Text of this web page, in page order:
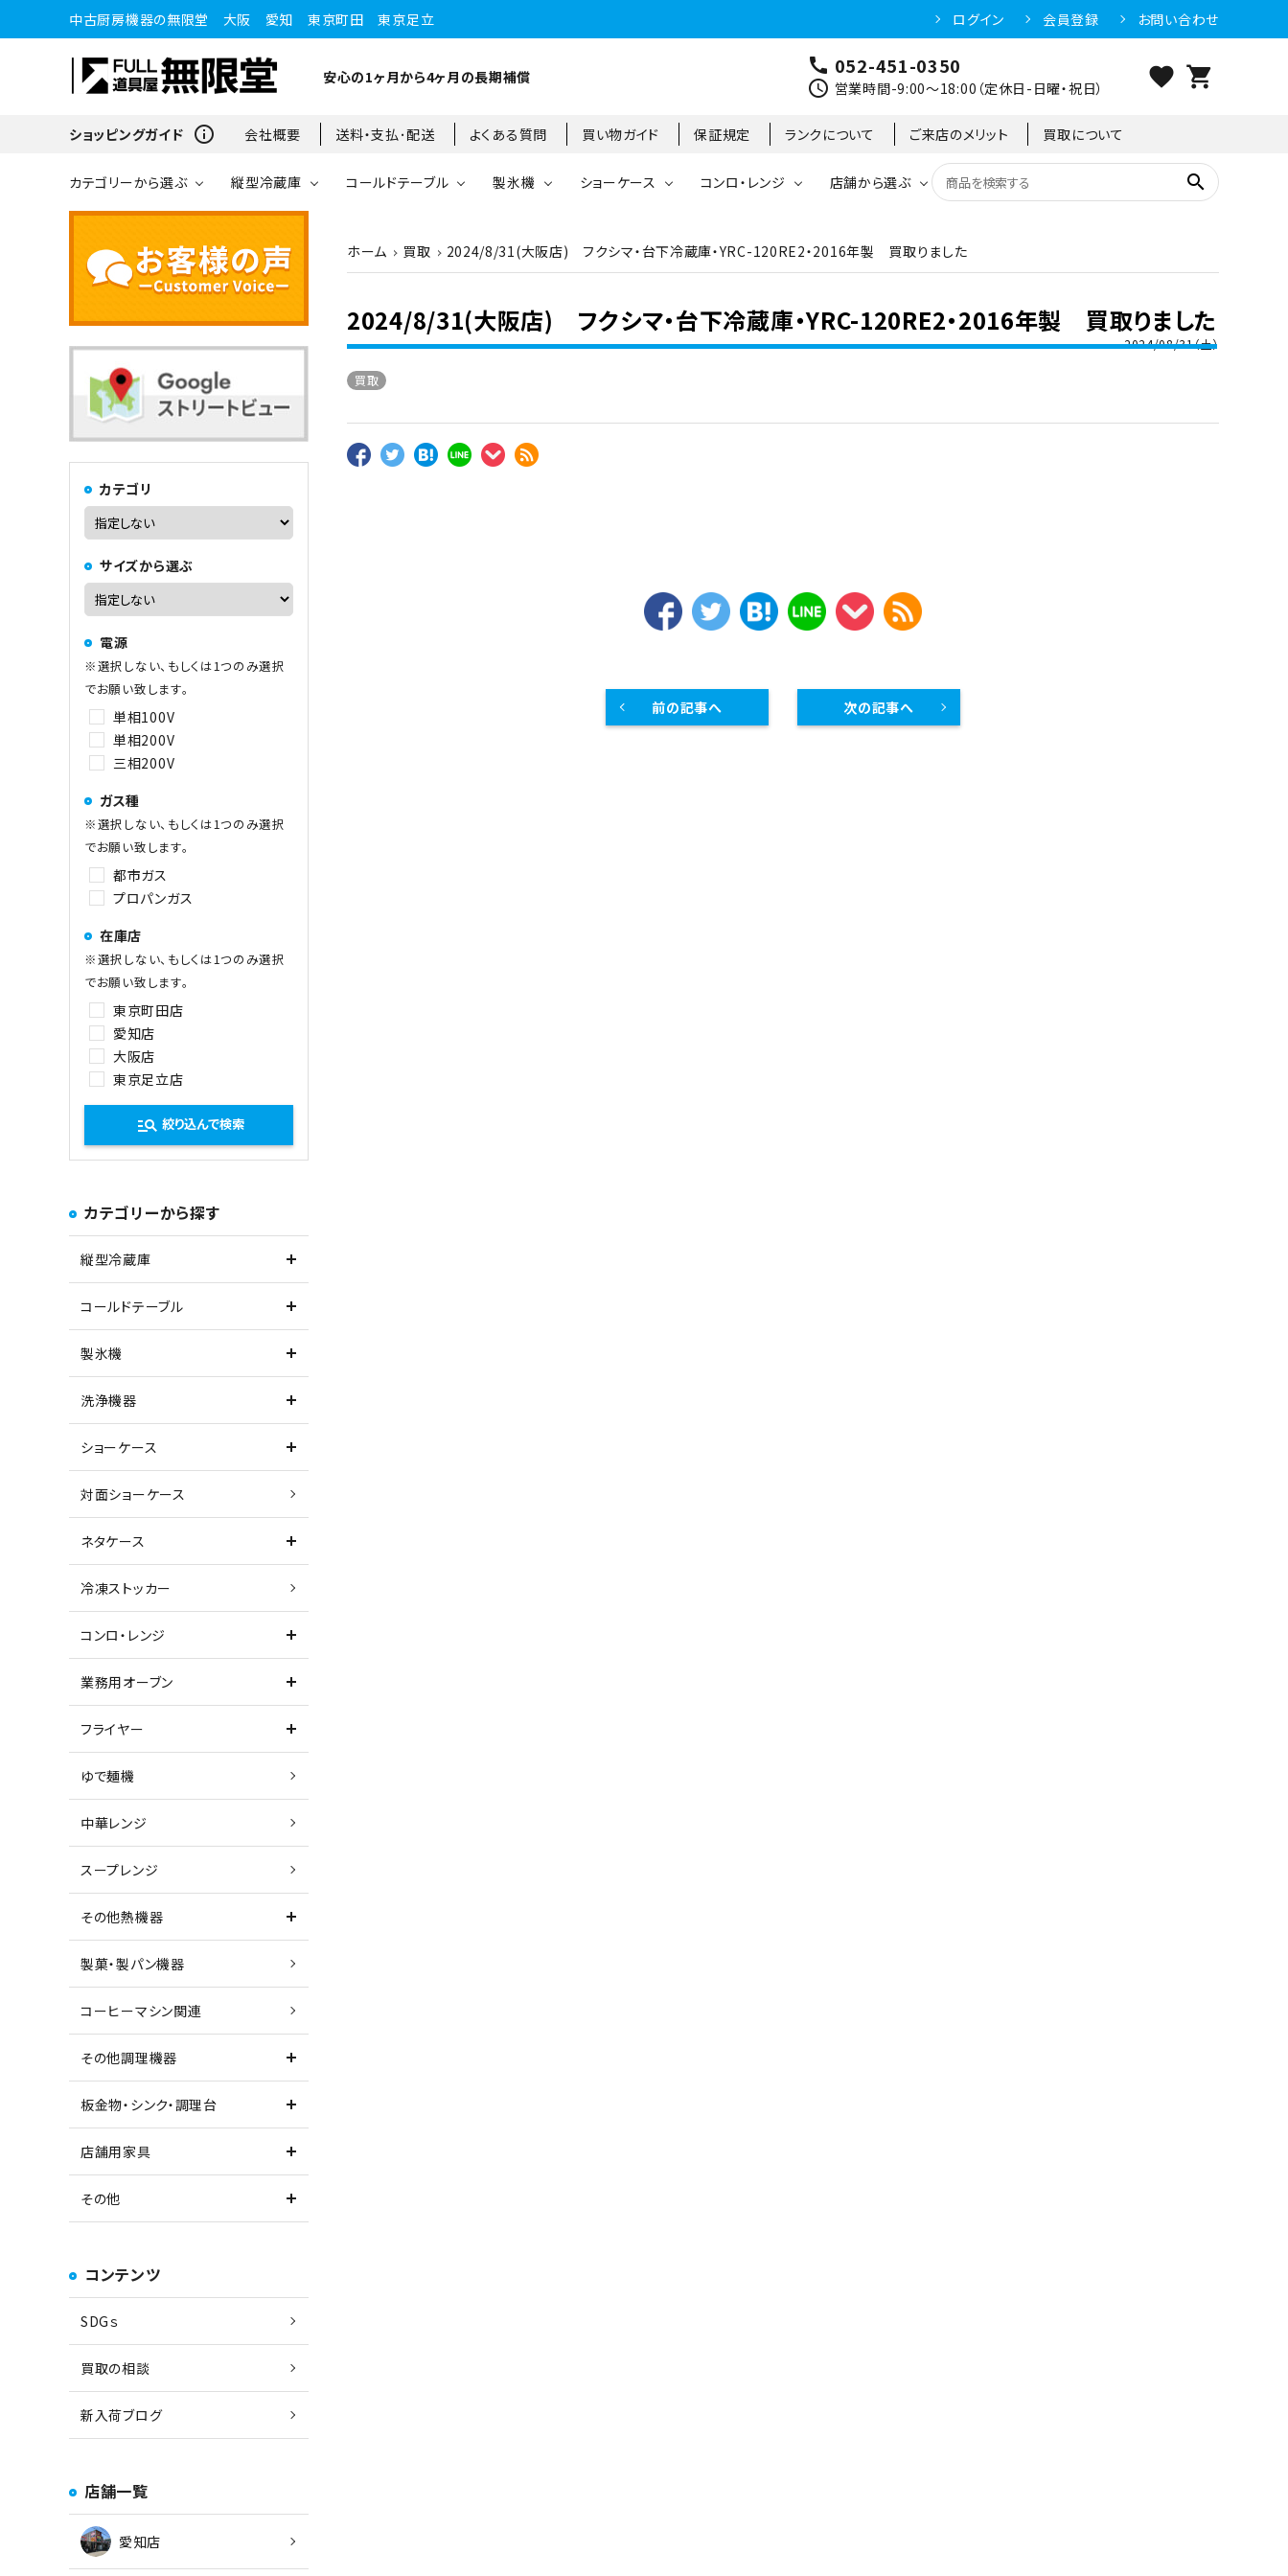
中古厨房機器の無限堂 大阪 愛知 東京町田 東京足立 ログイン 会員登録 お問い合わせ
安心の1ヶ月から4ヶ月の長期補償 call 052-451-0350
schedule 営業時間-9:00～18:00（定休日-日曜・祝日） favorite shopping_cart
ショッピングガイド info_outline 会社概要 送料・支払･配送 よくある質問 買い物ガイド 保証規定 ランクについて ご来店のメリット 買取について
カテゴリーから選ぶ
縦型冷蔵庫 コールドテーブル 製氷機 洗浄機器
ショーケース 対面ショーケース ネタケース 冷凍ストッカー
コンロ・レンジ 業務用オーブン フライヤー ゆで麺機
中華レンジ
コーヒーマシン関連
縦型冷蔵庫
縦型冷蔵庫 縦型冷凍庫 縦型冷凍冷蔵庫 恒温高湿庫
コールドテーブル
台下冷蔵庫 台下冷凍庫 台下冷凍冷蔵庫 恒温高湿庫
ドロワータイプ・他
製氷機
20kg～25kg 35kg 45kg 55kg
65kg 75kg 85kg 95kg
100kg以上 チップ・フレークアイス ビッグアイス・その他異形
ショーケース
小型ショーケース リーチインタイプ オープンショーケース 冷凍ショーケース
ホットショーケース
コンロ・レンジ
ガスコンロ ガステーブル ガスレンジ IH・電磁調理器・電気コンロ
店舗から選ぶ
愛知店 大阪店 東京町田店 東京足立店
search
ホーム 買取 2024/8/31(大阪店) フクシマ・台下冷蔵庫・YRC-120RE2・2016年製 買取りました
2024/8/31(大阪店) フクシマ・台下冷蔵庫・YRC-120RE2・2016年製 買取りました
2024/08/31（土）
買取
前の記事へ 次の記事へ
カテゴリ
サイズから選ぶ
電源
※選択しない、もしくは1つのみ選択
でお願い致します。
単相100V
単相200V
三相200V
ガス種
※選択しない、もしくは1つのみ選択
でお願い致します。
都市ガス
プロパンガス
在庫店
※選択しない、もしくは1つのみ選択
でお願い致します。
東京町田店
愛知店
大阪店
東京足立店
manage_search 絞り込んで検索
カテゴリーから探す
縦型冷蔵庫
コールドテーブル
製氷機
洗浄機器
ショーケース
対面ショーケース
ネタケース
冷凍ストッカー
コンロ・レンジ
業務用オーブン
フライヤー
ゆで麺機
中華レンジ
スープレンジ
その他熱機器
製菓・製パン機器
コーヒーマシン関連
その他調理機器
板金物・シンク・調理台
店舗用家具
その他
コンテンツ
SDGｓ
買取の相談
新入荷ブログ
店舗一覧
愛知店